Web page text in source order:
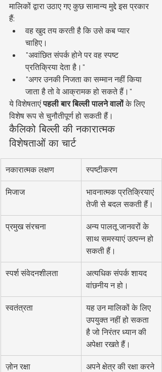
मालिकों द्वारा उठाए गए कुछ सामान्य मुद्दे इस प्रकार
हैं:
वह खुद तय करती है कि उसे कब प्यार
चाहिए।
"अवांछित संपर्क होने पर वह स्पष्ट
प्रतिक्रिया देता है।"
"अगर उनकी निजता का सम्मान नहीं किया
जाता है तो वे आक्रामक हो सकते हैं।"
ये विशेषताएं पहली बार बिल्ली पालने वालों के लिए
विशेष रूप से चुनौतीपूर्ण हो सकती हैं।
कैलिको बिल्ली की नकारात्मक
विशेषताओं का चार्ट
नकारात्मक लक्षण स्पष्टीकरण
मिजाज
भावनात्मक प्रतिक्रियाएं
तेजी से बदल सकती हैं।
प्रमुख संरचना
अन्य पालतू जानवरों के
साथ समस्याएं उत्पन्न हो
सकती हैं।
स्पर्श संवेदनशीलता
अत्यधिक संपर्क शायद
वांछनीय न हो।
स्वतंत्रता
यह उन मालिकों के लिए
उपयुक्त नहीं हो सकता
है जो निरंतर ध्यान की
अपेक्षा रखते हैं।
ज़ोन रक्षा
अपने क्षेत्र की रक्षा करने